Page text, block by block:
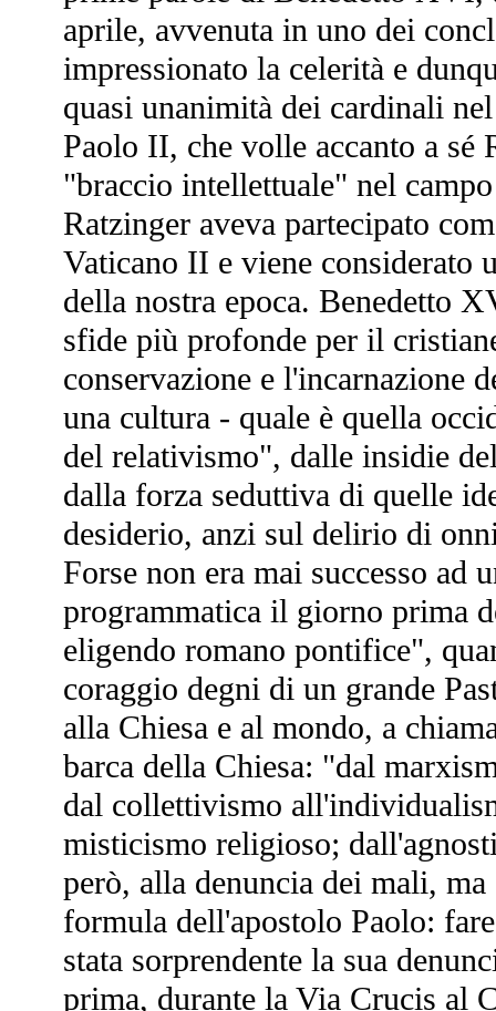
aprile, avvenuta in uno dei
impressionato la celerità e
quasi unanimità dei cardinali
Paolo II, che volle accanto a sé
"braccio intellettuale" nel
Ratzinger aveva partecipato
Vaticano II e viene considerato
della nostra epoca. Benedetto
sfide più profonde per il
conservazione e l'incarnazione
una cultura - quale è quella
del relativismo", dalle insidie
dalla forza seduttiva di quelle
desiderio, anzi sul delirio di
Forse non era mai successo ad
programmatica il giorno prima
eligendo romano pontifice",
coraggio degni di un grande
alla Chiesa e al mondo, a
barca della Chiesa: "dal
dal collettivismo
misticismo religioso;
però, alla denuncia dei mali,
formula dell'apostolo Paolo:
stata sorprendente la sua
prima, durante la Via Crucis al